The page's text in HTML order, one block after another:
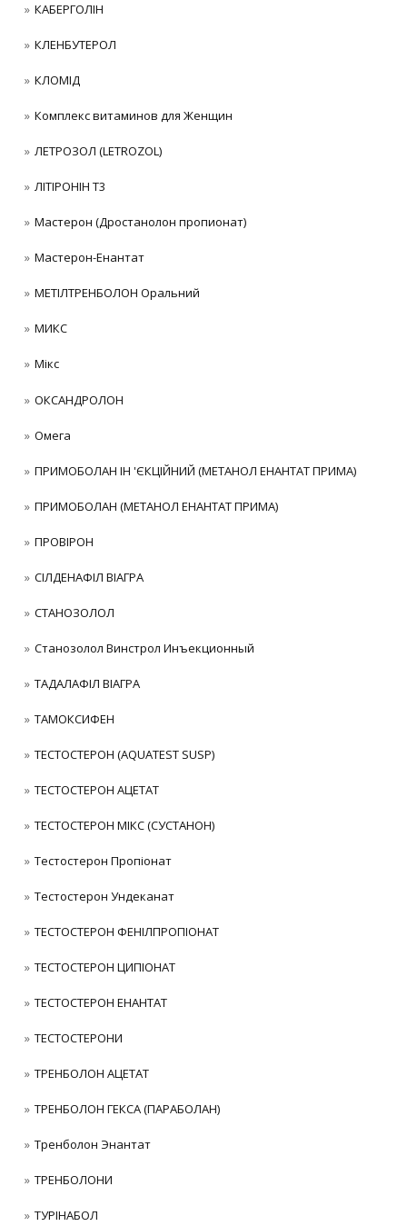
КАБЕРГОЛІН
КЛЕНБУТЕРОЛ
КЛОМІД
Комплекс витаминов для Женщин
ЛЕТРОЗОЛ (LETROZOL)
ЛІТІРОНІН Т3
Мастерон (Дростанолон пропионат)
Мастерон-Енантат
МЕТІЛТРЕНБОЛОН Оральний
МИКС
Мікс
ОКСАНДРОЛОН
Омега
ПРИМОБОЛАН ІН 'ЄКЦІЙНИЙ (МЕТАНОЛ ЕНАНТАТ ПРИМА)
ПРИМОБОЛАН (МЕТАНОЛ ЕНАНТАТ ПРИМА)
ПРОВІРОН
СІЛДЕНАФІЛ ВІАГРА
СТАНОЗОЛОЛ
Станозолол Винстрол Инъекционный
ТАДАЛАФІЛ ВІАГРА
ТАМОКСИФЕН
ТЕСТОСТЕРОН (AQUATEST SUSP)
ТЕСТОСТЕРОН АЦЕТАТ
ТЕСТОСТЕРОН МІКС (СУСТАНОН)
Тестостерон Пропіонат
Тестостерон Ундеканат
ТЕСТОСТЕРОН ФЕНІЛПРОПІОНАТ
ТЕСТОСТЕРОН ЦИПІОНАТ
ТЕСТОСТЕРОН ЕНАНТАТ
ТЕСТОСТЕРОНИ
ТРЕНБОЛОН АЦЕТАТ
ТРЕНБОЛОН ГЕКСА (ПАРАБОЛАН)
Тренболон Энантат
ТРЕНБОЛОНИ
ТУРІНАБОЛ